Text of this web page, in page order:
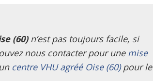
(60) n’est pas toujours facile, si
nous contacter pour une mise
centre VHU agréé Oise (60)pour le